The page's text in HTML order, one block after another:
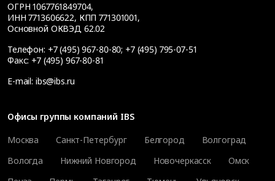
ОГРН 1067761849704,
ИНН 7713606622, КПП 771301001,
Основной ОКВЭД 62.02
Телефон: +7 (495) 967-80-80; +7 (495) 795-07-51
Факс: +7 (495) 967-80-81
E-mail: ibs@ibs.ru
Офисы группы компаний IBS
Москва
Санкт-Петербург Белгород
Волгоград
Вологда
Нижний Новгород Новочеркасск
Омск